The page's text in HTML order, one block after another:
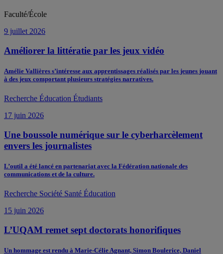
Faculté/École
9 juillet 2026
Améliorer la littératie par les jeux vidéo
Amélie Vallières s’intéresse aux apprentissages réalisés par les jeunes jouant
à des jeux comportant plusieurs stratégies narratives.
Recherche Éducation Étudiants
17 juin 2026
Une boussole numérique sur le cyberharcèlement
envers les journalistes
L’outil a été lancé en partenariat avec la Fédération nationale des
communications et de la culture.
Recherche Société Santé Éducation
15 juin 2026
L’UQAM remet sept doctorats honorifiques
Un hommage est rendu à Marie-Célie Agnant, Simon Boulerice, Daniel